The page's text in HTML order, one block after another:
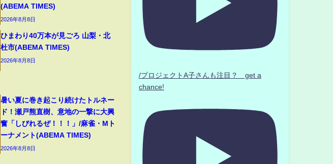
(ABEMA TIMES)
2026年8月8日
ひまわり40万本が見ごろ 山梨・北
杜市(ABEMA TIMES)
2026年8月8日
暑い夏に巻き起こり続けたトルネー
ド！瀬戸熊直樹、意地の一撃に大興
奮「しびれるぜ！！！」/麻雀・Mト
ーナメント(ABEMA TIMES)
2026年8月8日
/プロジェクトA子さんも注目？ get a
chance!